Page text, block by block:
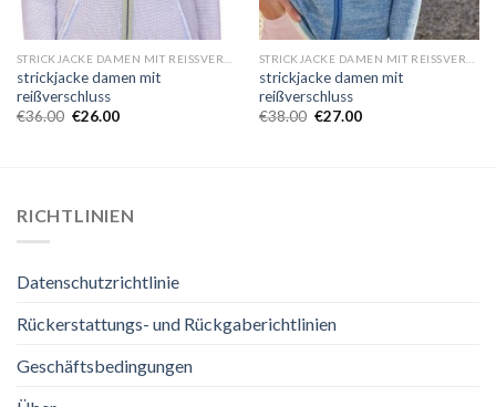
strickjacke damen mit
reißverschluss
€36.00 €26.00
strickjacke damen mit
reißverschluss
€38.00 €27.00
RICHTLINIEN
Datenschutzrichtlinie
Rückerstattungs- und Rückgaberichtlinien
Geschäftsbedingungen